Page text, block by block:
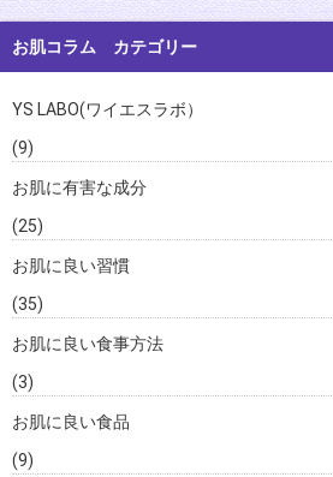
お肌コラム カテゴリー
YS LABO(ワイエスラボ）
(9)
お肌に有害な成分
(25)
お肌に良い習慣
(35)
お肌に良い食事方法
(3)
お肌に良い食品
(9)